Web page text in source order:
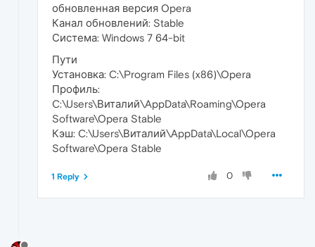
обновленная версия Opera
Канал обновлений: Stable
Система: Windows 7 64-bit
Пути
Установка: C:\Program Files (x86)\Opera
Профиль:
C:\Users\Виталий\AppData\Roaming\Opera
Software\Opera Stable
Кэш: C:\Users\Виталий\AppData\Local\Opera
Software\Opera Stable
0
1 Reply